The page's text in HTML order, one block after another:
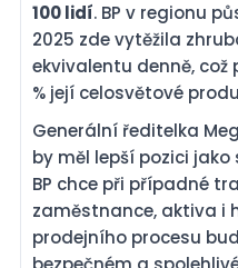
100 lidí. BP v regionu
2025 zde vytěžila
ekvivalentu denně,
% její celosvětové
Generální ředitelka
by měl lepší pozici
BP chce při případné
zaměstnance, aktiva i
prodejního procesu